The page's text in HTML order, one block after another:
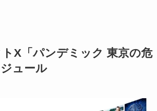
X「パンデミック 東京の危
ュール